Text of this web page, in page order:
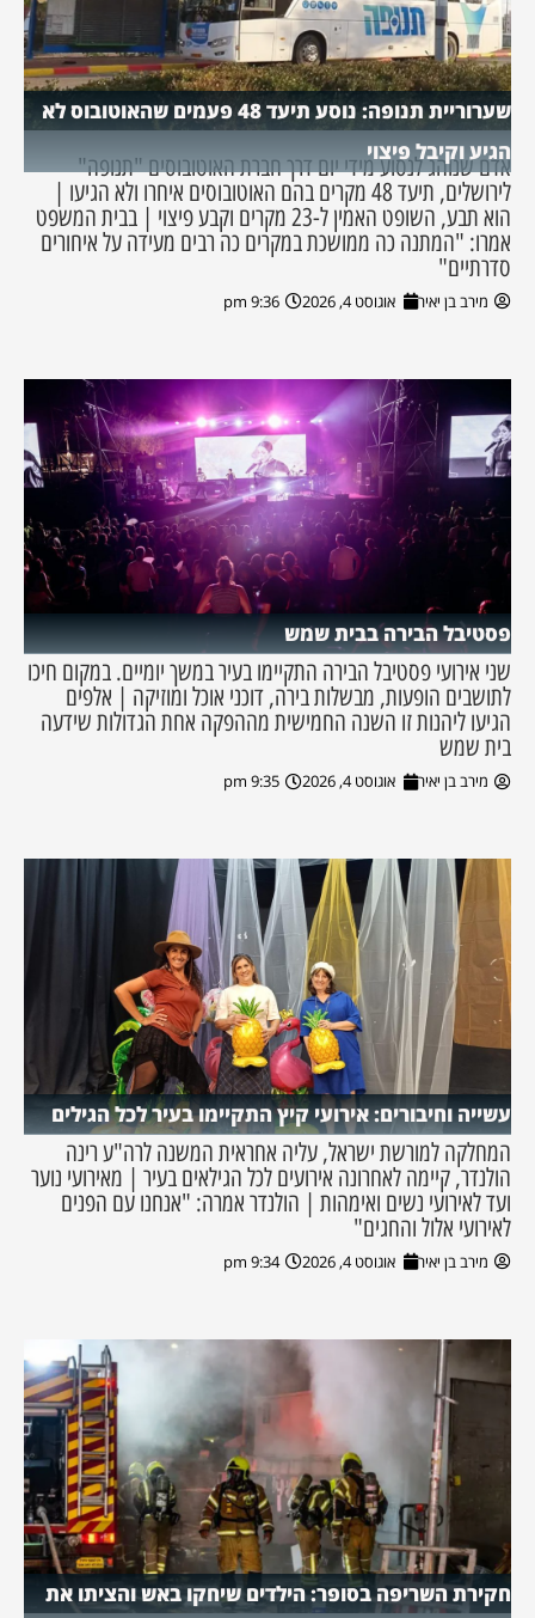
שערוריית תנופה: נוסע תיעד 48 פעמים שהאוטובוס לא
הגיע וקיבל פיצוי
אדם שנוהג לנסוע מידי יום דרך חברת האוטובוסים "תנופה"
לירושלים, תיעד 48 מקרים בהם האוטובוסים איחרו ולא הגיעו |
הוא תבע, השופט האמין ל-23 מקרים וקבע פיצוי | בבית המשפט
אמרו: "המתנה כה ממושכת במקרים כה רבים מעידה על איחורים
סדרתיים"
מירב בן יאיר אוגוסט 4, 2026 9:36 pm
פסטיבל הבירה בבית שמש
שני אירועי פסטיבל הבירה התקיימו בעיר במשך יומיים. במקום חיכו
לתושבים הופעות, מבשלות בירה, דוכני אוכל ומוזיקה | אלפים
הגיעו ליהנות זו השנה החמישית מההפקה אחת הגדולות שידעה
בית שמש
מירב בן יאיר אוגוסט 4, 2026 9:35 pm
עשייה וחיבורים: אירועי קיץ התקיימו בעיר לכל הגילים
המחלקה למורשת ישראל, עליה אחראית המשנה לרה"ע רינה
הולנדר, קיימה לאחרונה אירועים לכל הגילאים בעיר | מאירועי נוער
ועד לאירועי נשים ואימהות | הולנדר אמרה: "אנחנו עם הפנים
לאירועי אלול והחגים"
מירב בן יאיר אוגוסט 4, 2026 9:34 pm
חקירת השריפה בסופר: הילדים שיחקו באש והציתו את